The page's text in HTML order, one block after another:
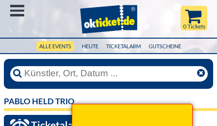
ALLE EVENTS HEUTE TICKETALARM GUTSCHEINE
0 Tickets
PABLO HELD TRIO